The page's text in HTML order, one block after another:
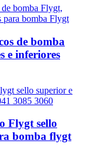
de bomba
e inferiores
Flygt sello
bomba flygt